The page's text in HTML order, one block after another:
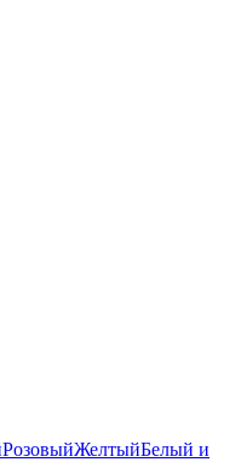
РозовыйЖелтыйБелый и